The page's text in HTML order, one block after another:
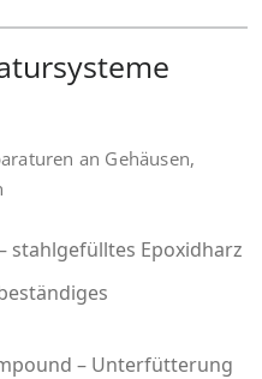
an Gehäusen,
stahlgefülltes Epoxidharz
– Unterfütterung